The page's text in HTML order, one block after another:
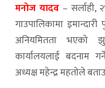
मनोज यादव – सर्लाही,
गाउपालिकामा
अनियमितता भएको
कार्यालयलाई बदनाम
अध्यक्ष महेन्द्र महतोले